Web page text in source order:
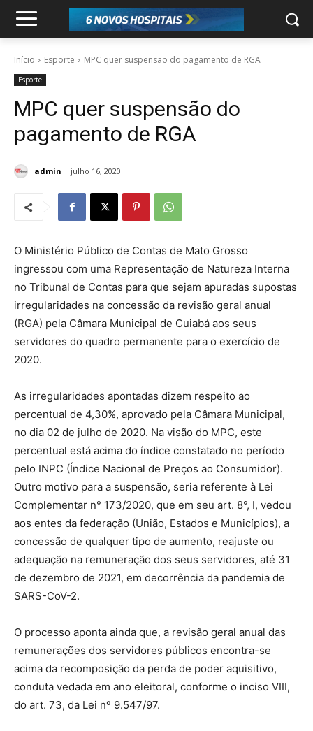
Início Esporte MPC quer suspensão do pagamento de RGA
Esporte
MPC quer suspensão do
pagamento de RGA
admin julho 16, 2020
O Ministério Público de Contas de Mato Grosso
ingressou com uma Representação de Natureza Interna
no Tribunal de Contas para que sejam apuradas supostas
irregularidades na concessão da revisão geral anual
(RGA) pela Câmara Municipal de Cuiabá aos seus
servidores do quadro permanente para o exercício de
2020.
As irregularidades apontadas dizem respeito ao
percentual de 4,30%, aprovado pela Câmara Municipal,
no dia 02 de julho de 2020. Na visão do MPC, este
percentual está acima do índice constatado no período
pelo INPC (Índice Nacional de Preços ao Consumidor).
Outro motivo para a suspensão, seria referente à Lei
Complementar n° 173/2020, que em seu art. 8°, I, vedou
aos entes da federação (União, Estados e Municípios), a
concessão de qualquer tipo de aumento, reajuste ou
adequação na remuneração dos seus servidores, até 31
de dezembro de 2021, em decorrência da pandemia de
SARS-CoV-2.
O processo aponta ainda que, a revisão geral anual das
remunerações dos servidores públicos encontra-se
acima da recomposição da perda de poder aquisitivo,
conduta vedada em ano eleitoral, conforme o inciso VIII,
do art. 73, da Lei nº 9.547/97.